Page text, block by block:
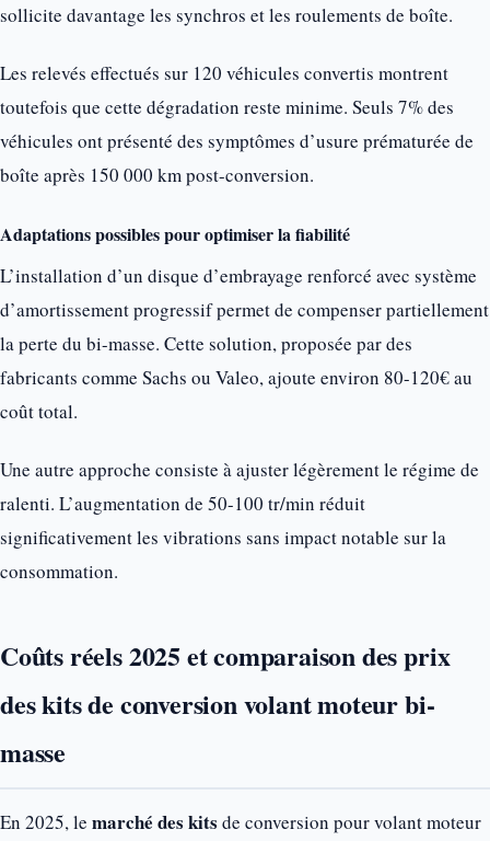
sollicite davantage les synchros et les roulements de boîte.
Les relevés effectués sur 120 véhicules convertis montrent
toutefois que cette dégradation reste minime. Seuls 7% des
véhicules ont présenté des symptômes d’usure prématurée de
boîte après 150 000 km post-conversion.
Adaptations possibles pour optimiser la fiabilité
L’installation d’un disque d’embrayage renforcé avec système
d’amortissement progressif permet de compenser partiellement
la perte du bi-masse. Cette solution, proposée par des
fabricants comme Sachs ou Valeo, ajoute environ 80-120€ au
coût total.
Une autre approche consiste à ajuster légèrement le régime de
ralenti. L’augmentation de 50-100 tr/min réduit
significativement les vibrations sans impact notable sur la
consommation.
Coûts réels 2025 et comparaison des prix
des kits de conversion volant moteur bi-
masse
En 2025, le marché des kits de conversion pour volant moteur